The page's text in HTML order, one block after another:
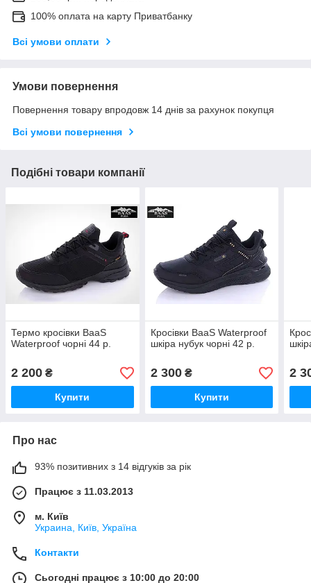
100% оплата на карту Приватбанку
Всі умови оплати
Умови повернення
Повернення товару впродовж 14 днів за рахунок покупця
Всі умови повернення
Подібні товари компанії
Термо кросівки BaaS
Waterproof чорні 44 р.
2 200 ₴
Купити
Кросівки BaaS Waterproof
шкіра нубук чорні 42 р.
2 300₴
Купити
2
Про нас
93% позитивних з 14 відгуків за рік
Працює з 11.03.2013
м. Київ
Украина, Київ, Україна
Контакти
Сьогодні працює з 10:00 до 20:00